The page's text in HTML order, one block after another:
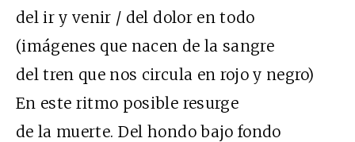
del ir y venir / del dolor en todo
(imágenes que nacen de la sangre
del tren que nos circula en rojo y negro)
En este ritmo posible resurge
de la muerte. Del hondo bajo fondo